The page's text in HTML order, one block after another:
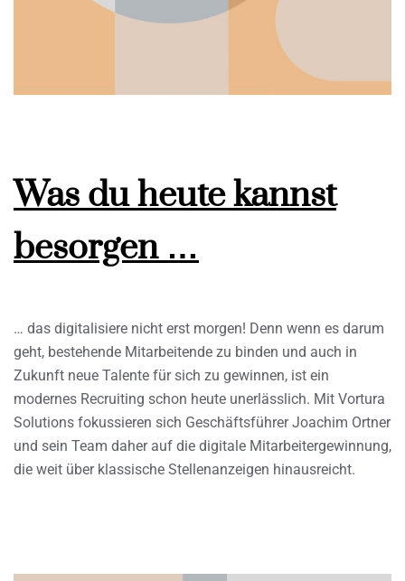
Was du heute kannst
besorgen …
… das digitalisiere nicht erst morgen! Denn wenn es darum
geht, bestehende Mitarbeitende zu binden und auch in
Zukunft neue Talente für sich zu gewinnen, ist ein
modernes Recruiting schon heute unerlässlich. Mit Vortura
Solutions fokussieren sich Geschäftsführer Joachim Ortner
und sein Team daher auf die digitale Mitarbeitergewinnung,
die weit über klassische Stellenanzeigen hinausreicht.